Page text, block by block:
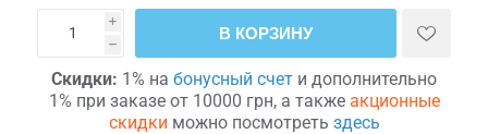
i
h
В КОРЗИНУ
Скидки: 1% на бонусный счет и дополнительно
1% при заказе от 10000 грн, а также акционные
скидки можно посмотреть здесь